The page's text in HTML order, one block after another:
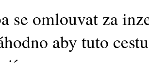
se omlouvat za
aby tuto